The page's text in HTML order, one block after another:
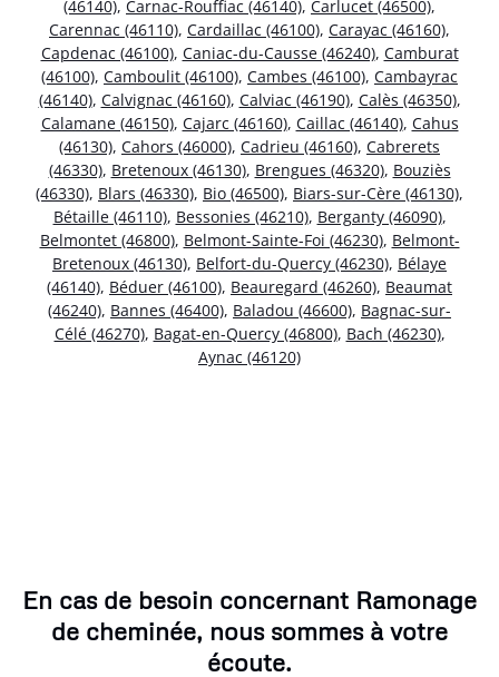
(46140), Carnac-Rouffiac (46140), Carlucet (46500),
Carennac (46110), Cardaillac (46100), Carayac (46160),
Capdenac (46100), Caniac-du-Causse (46240), Camburat
(46100), Camboulit (46100), Cambes (46100), Cambayrac
(46140), Calvignac (46160), Calviac (46190), Calès (46350),
Calamane (46150), Cajarc (46160), Caillac (46140), Cahus
(46130), Cahors (46000), Cadrieu (46160), Cabrerets
(46330), Bretenoux (46130), Brengues (46320), Bouziès
(46330), Blars (46330), Bio (46500), Biars-sur-Cère (46130),
Bétaille (46110), Bessonies (46210), Berganty (46090),
Belmontet (46800), Belmont-Sainte-Foi (46230), Belmont-
Bretenoux (46130), Belfort-du-Quercy (46230), Bélaye
(46140), Béduer (46100), Beauregard (46260), Beaumat
(46240), Bannes (46400), Baladou (46600), Bagnac-sur-
Célé (46270), Bagat-en-Quercy (46800), Bach (46230),
Aynac (46120)
En cas de besoin concernant Ramonage
de cheminée, nous sommes à votre
écoute.